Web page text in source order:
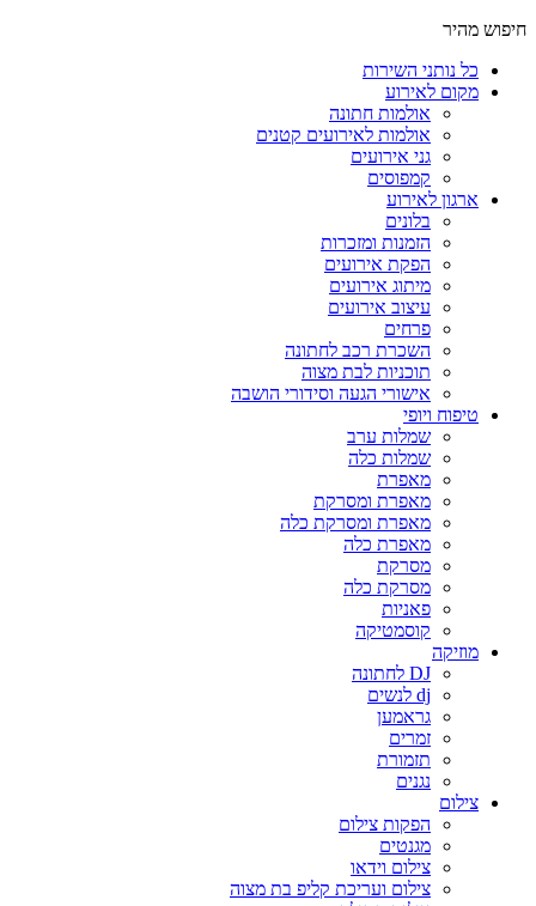
חיפוש מהיר
כל נותני השירות
מקום לאירוע
אולמות חתונה
אולמות לאירועים קטנים
גני אירועים
קמפוסים
ארגון לאירוע
בלונים
הזמנות ומזכרות
הפקת אירועים
מיתוג אירועים
עיצוב אירועים
פרחים
השכרת רכב לחתונה
תוכניות לבת מצוה
אישורי הגעה וסידורי הושבה
טיפוח ויופי
שמלות ערב
שמלות כלה
מאפרת
מאפרת ומסרקת
מאפרת ומסרקת כלה
מאפרת כלה
מסרקת
מסרקת כלה
פאניות
קוסמטיקה
מוזיקה
DJ לחתונה
dj לנשים
גראמען
זמרים
תזמורת
נגנים
צילום
הפקות צילום
מגנטים
צילום וידאו
צילום ועריכת קליפ בת מצוה